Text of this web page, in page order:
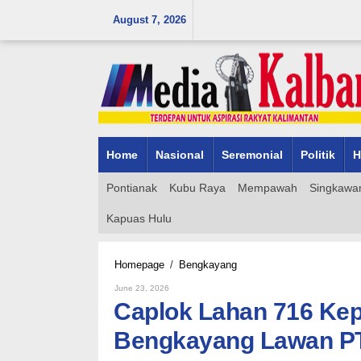
August 7, 2026
Home Nasional Seremonial Politik
Pontianak Kubu Raya Mempawah
Kapuas Hulu
Homepage / BengkayangCaplok
Kepala
Keluarga,
Pemkab
Bengkayang
June 23, 2026
Caplok Lahan 716
Bengkayang Lawan